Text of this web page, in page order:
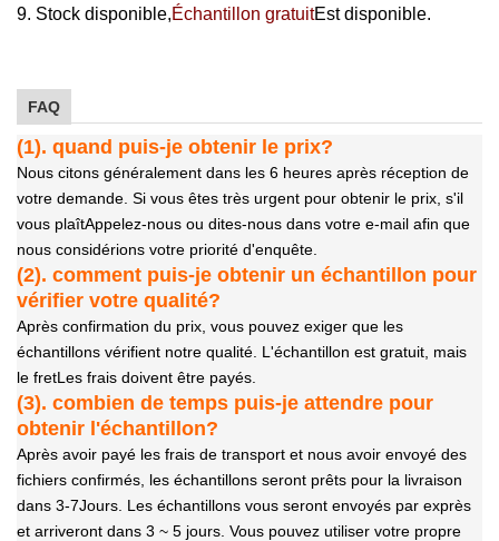
9. Stock disponible,Échantillon gratuitEst disponible.
FAQ
(1). quand puis-je obtenir le prix?
Nous citons généralement dans les 6 heures après réception de
votre demande. Si vous êtes très urgent pour obtenir le prix, s'il
vous plaîtAppelez-nous ou dites-nous dans votre e-mail afin que
nous considérions votre priorité d'enquête.
(2). comment puis-je obtenir un échantillon pour
vérifier votre qualité?
Après confirmation du prix, vous pouvez exiger que les
échantillons vérifient notre qualité. L'échantillon est gratuit, mais
le fretLes frais doivent être payés.
(3). combien de temps puis-je attendre pour
obtenir l'échantillon?
Après avoir payé les frais de transport et nous avoir envoyé des
fichiers confirmés, les échantillons seront prêts pour la livraison
dans 3-7Jours. Les échantillons vous seront envoyés par exprès
et arriveront dans 3 ~ 5 jours. Vous pouvez utiliser votre propre